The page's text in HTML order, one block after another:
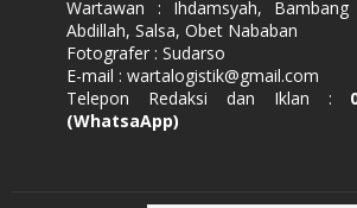
Wartawan : Ihdamsyah, Bambang
Abdillah, Salsa, Obet Nababan
Fotografer : Sudarso
E-mail : wartalogistik@gmail.com
Telepon Redaksi dan Iklan :
(WhatsaApp)